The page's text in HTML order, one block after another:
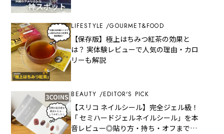
LIFESTYLE GOURMET&FOOD
【保存版】極上はちみつ紅茶の効果と
は？ 実体験レビューで人気の理由・カロ
リーも解説
BEAUTY EDITOR'S PICK
【スリコ ネイルシール】完全ジェル級！
「 セミハードジェルネイルシール」を本
音レビュー◎貼り方・持ち・オフまで全